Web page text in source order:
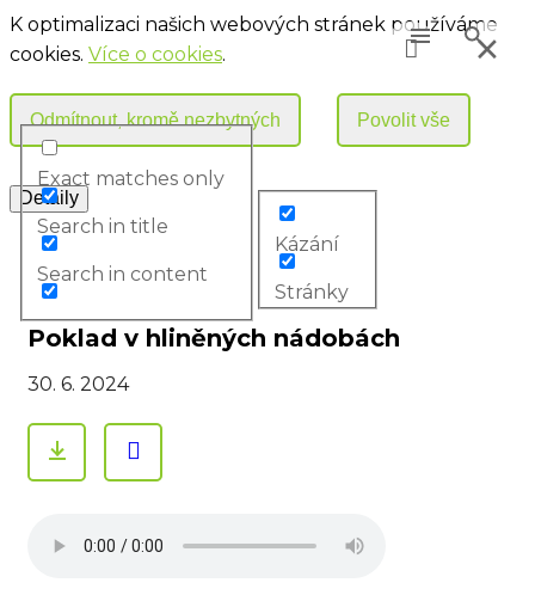
K optimalizaci našich webových stránek používáme
cookies. Více o cookies.
Poklad v hliněných nádobách
30. 6. 2024
Exact matches only
Search in title
Search in content
Kázání
Stránky